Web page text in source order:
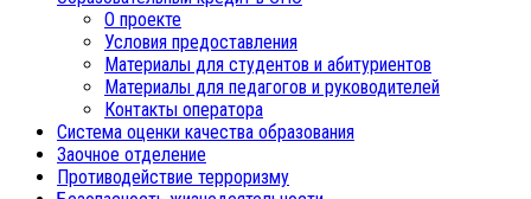
О проекте
Условия предоставления
Материалы для студентов и абитуриентов
Материалы для педагогов и руководителей
Контакты оператора
Система оценки качества образования
Заочное отделение
Противодействие терроризму